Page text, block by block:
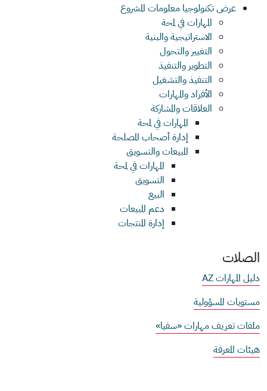
عرض تكنولوجيا معلومات المشروع
المهارات في لمحة
الاستراتيجية والبنية
التغيير والتحول
التطوير والتنفيذ
التنفيذ والتشغيل
الأفراد والمهارات
العلاقات والمشاركة
المهارات في لمحة
إدارة أصحاب المصلحة
المبيعات والتسويق
المهارات في لمحة
التسويق
البيع
دعم المبيعات
إدارة المنتجات
الصلات
دليل المهارات AZ
مستويات المسؤولية
ملفات تعريف مهارات «سفيا»
هيئات المعرفة